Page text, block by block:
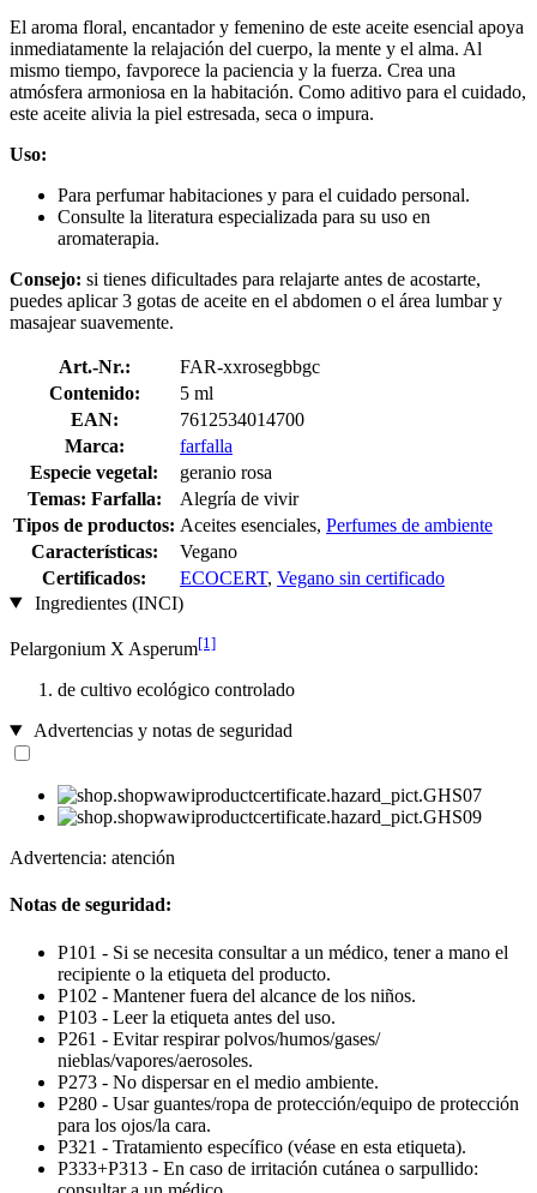
El aroma floral, encantador y femenino de este aceite esencial apoya
inmediatamente la relajación del cuerpo, la mente y el alma. Al
mismo tiempo, favporece la paciencia y la fuerza. Crea una
atmósfera armoniosa en la habitación. Como aditivo para el cuidado,
este aceite alivia la piel estresada, seca o impura.
Uso:
Para perfumar habitaciones y para el cuidado personal.
Consulte la literatura especializada para su uso en
aromaterapia.
Consejo: si tienes dificultades para relajarte antes de acostarte,
puedes aplicar 3 gotas de aceite en el abdomen o el área lumbar y
masajear suavemente.
Art.-Nr.:
FAR-xxrosegbbgc
Contenido:
5 ml
EAN:
7612534014700
Marca:
farfalla
Especie vegetal:
geranio rosa
Temas: Farfalla:
Alegría de vivir
Tipos de productos: Aceites esenciales, Perfumes de ambiente
Características:
Vegano
Certificados:
ECOCERT, Vegano sin certificado
Ingredientes (INCI)
Pelargonium X Asperum[1]
de cultivo ecológico controlado
Advertencias y notas de seguridad
Advertencia: atención
Notas de seguridad:
P101 - Si se necesita consultar a un médico, tener a mano el
recipiente o la etiqueta del producto.
P102 - Mantener fuera del alcance de los niños.
P103 - Leer la etiqueta antes del uso.
P261 - Evitar respirar polvos/humos/gases/
nieblas/vapores/aerosoles.
P273 - No dispersar en el medio ambiente.
P280 - Usar guantes/ropa de protección/equipo de protección
para los ojos/la cara.
P321 - Tratamiento específico (véase en esta etiqueta).
P333+P313 - En caso de irritación cutánea o sarpullido: